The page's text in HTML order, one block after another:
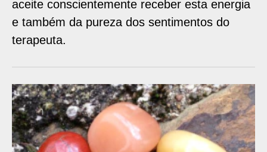
aceite conscientemente receber esta energia
e também da pureza dos sentimentos do
terapeuta.